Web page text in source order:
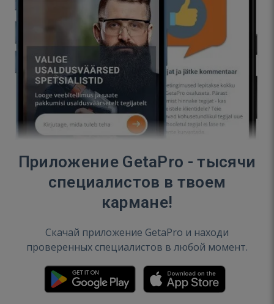
Приложение GetaPro - тысячи
специалистов в твоем
кармане!
Скачай приложение GetaPro и находи
проверенных специалистов в любой момент.